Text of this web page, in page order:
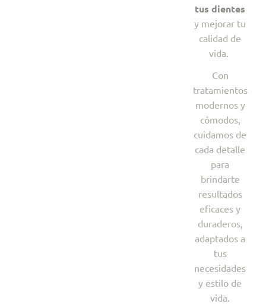
tus dientes
y mejorar tu
calidad de
vida.
Con
tratamientos
modernos y
cómodos,
cuidamos de
cada detalle
para
brindarte
resultados
eficaces y
duraderos,
adaptados a
tus
necesidades
y estilo de
vida.